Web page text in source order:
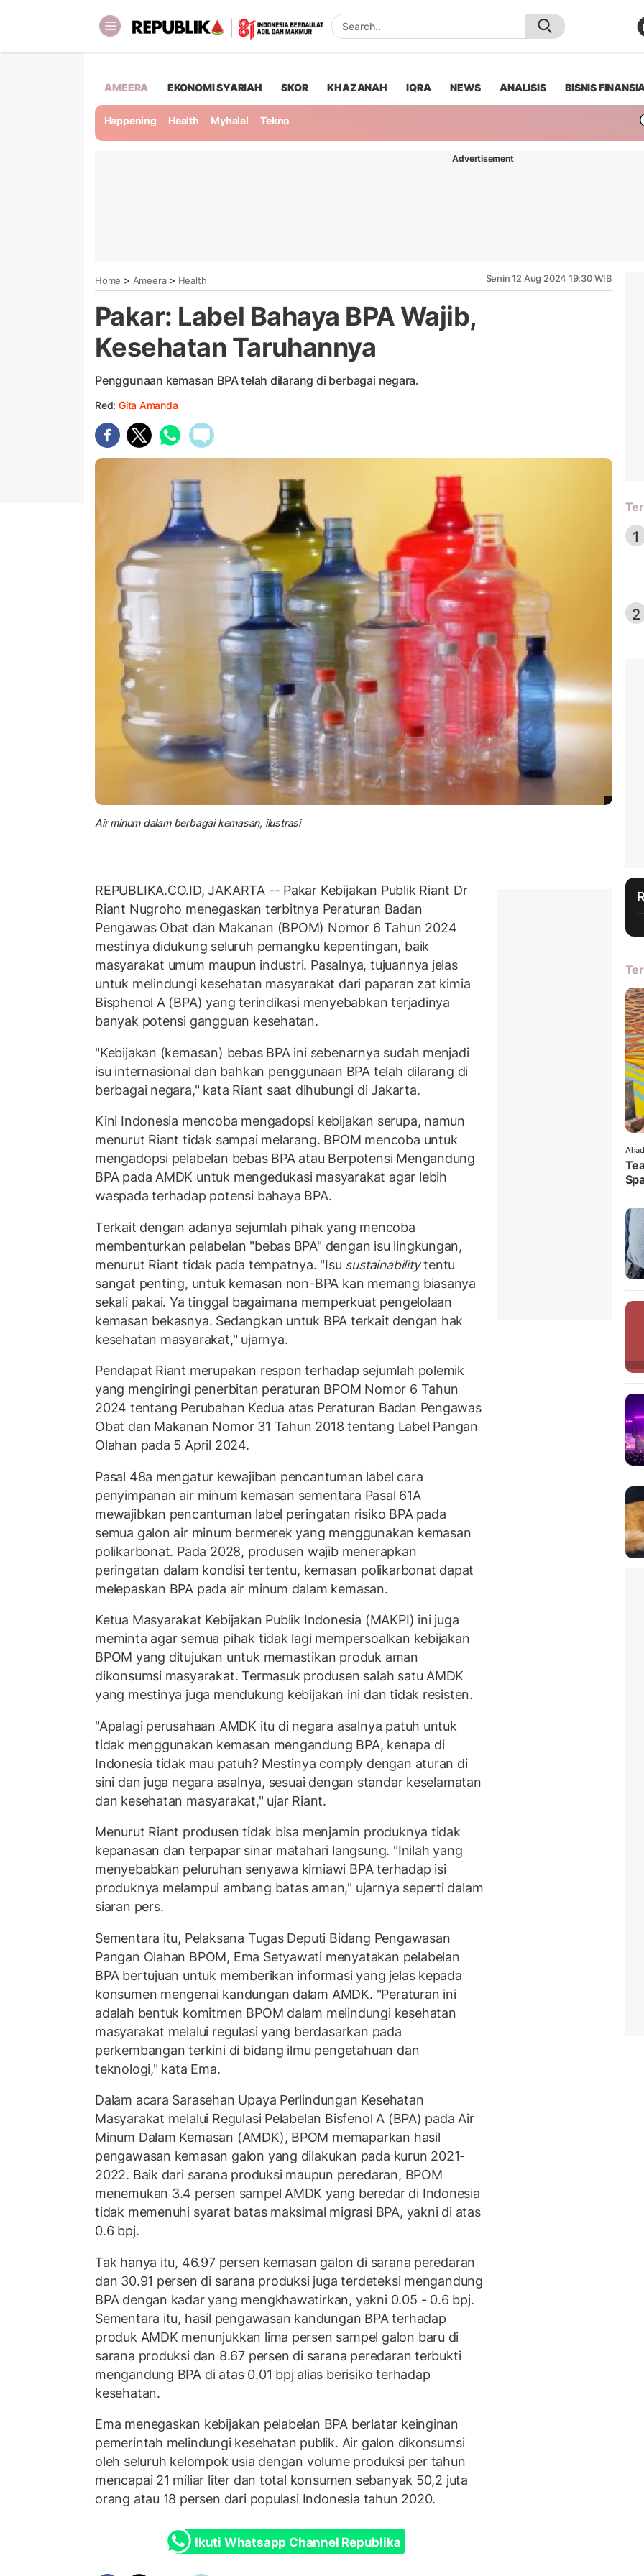
AMEERA EKONOMI SYARIAH SKOR KHAZANAH IQRA NEWS ANALISIS BISNIS
Happening Health Myhalal Tekno
Advertisement
Home > Ameera> Health Senin 12 Aug 2024 19:30 WIB
Pakar: Label Bahaya BPA Wajib,
Kesehatan Taruhannya
Penggunaan kemasan BPA telah dilarang di berbagai negara.
Red: Gita Amanda
Air minum dalam berbagai kemasan, ilustrasi
REPUBLIKA.CO.ID, JAKARTA -- Pakar Kebijakan Publik Riant Dr
Riant Nugroho menegaskan terbitnya Peraturan Badan
Pengawas Obat dan Makanan (BPOM) Nomor 6 Tahun 2024
mestinya didukung seluruh pemangku kepentingan, baik
masyarakat umum maupun industri. Pasalnya, tujuannya jelas
untuk melindungi kesehatan masyarakat dari paparan zat kimia
Bisphenol A (BPA) yang terindikasi menyebabkan terjadinya
banyak potensi gangguan kesehatan.
"Kebijakan (kemasan) bebas BPA ini sebenarnya sudah menjadi
isu internasional dan bahkan penggunaan BPA telah dilarang di
berbagai negara," kata Riant saat dihubungi di Jakarta.
Kini Indonesia mencoba mengadopsi kebijakan serupa, namun
menurut Riant tidak sampai melarang. BPOM mencoba untuk
mengadopsi pelabelan bebas BPA atau Berpotensi Mengandung
BPA pada AMDK untuk mengedukasi masyarakat agar lebih
waspada terhadap potensi bahaya BPA.
Terkait dengan adanya sejumlah pihak yang mencoba
membenturkan pelabelan "bebas BPA" dengan isu lingkungan,
menurut Riant tidak pada tempatnya. "Isu sustainabilitytentu
sangat penting, untuk kemasan non-BPA kan memang biasanya
sekali pakai. Ya tinggal bagaimana memperkuat pengelolaan
kemasan bekasnya. Sedangkan untuk BPA terkait dengan hak
kesehatan masyarakat," ujarnya.
Pendapat Riant merupakan respon terhadap sejumlah polemik
yang mengiringi penerbitan peraturan BPOM Nomor 6 Tahun
2024 tentang Perubahan Kedua atas Peraturan Badan Pengawas
Obat dan Makanan Nomor 31 Tahun 2018 tentang Label Pangan
Olahan pada 5 April 2024.
Pasal 48a mengatur kewajiban pencantuman label cara
penyimpanan air minum kemasan sementara Pasal 61A
mewajibkan pencantuman label peringatan risiko BPA pada
semua galon air minum bermerek yang menggunakan kemasan
polikarbonat. Pada 2028, produsen wajib menerapkan
peringatan dalam kondisi tertentu, kemasan polikarbonat dapat
melepaskan BPA pada air minum dalam kemasan.
Ketua Masyarakat Kebijakan Publik Indonesia (MAKPI) ini juga
meminta agar semua pihak tidak lagi mempersoalkan kebijakan
BPOM yang ditujukan untuk memastikan produk aman
dikonsumsi masyarakat. Termasuk produsen salah satu AMDK
yang mestinya juga mendukung kebijakan ini dan tidak resisten.
"Apalagi perusahaan AMDK itu di negara asalnya patuh untuk
tidak menggunakan kemasan mengandung BPA, kenapa di
Indonesia tidak mau patuh? Mestinya comply dengan aturan di
sini dan juga negara asalnya, sesuai dengan standar keselamatan
dan kesehatan masyarakat," ujar Riant.
Menurut Riant produsen tidak bisa menjamin produknya tidak
kepanasan dan terpapar sinar matahari langsung. "Inilah yang
menyebabkan peluruhan senyawa kimiawi BPA terhadap isi
produknya melampui ambang batas aman," ujarnya seperti dalam
siaran pers.
Sementara itu, Pelaksana Tugas Deputi Bidang Pengawasan
Pangan Olahan BPOM, Ema Setyawati menyatakan pelabelan
BPA bertujuan untuk memberikan informasi yang jelas kepada
konsumen mengenai kandungan dalam AMDK. "Peraturan ini
adalah bentuk komitmen BPOM dalam melindungi kesehatan
masyarakat melalui regulasi yang berdasarkan pada
perkembangan terkini di bidang ilmu pengetahuan dan
teknologi," kata Ema.
Dalam acara Sarasehan Upaya Perlindungan Kesehatan
Masyarakat melalui Regulasi Pelabelan Bisfenol A (BPA) pada Air
Minum Dalam Kemasan (AMDK), BPOM memaparkan hasil
pengawasan kemasan galon yang dilakukan pada kurun 2021-
2022. Baik dari sarana produksi maupun peredaran, BPOM
menemukan 3.4 persen sampel AMDK yang beredar di Indonesia
tidak memenuhi syarat batas maksimal migrasi BPA, yakni di atas
0.6 bpj.
Tak hanya itu, 46.97 persen kemasan galon di sarana peredaran
dan 30.91 persen di sarana produksi juga terdeteksi mengandung
BPA dengan kadar yang mengkhawatirkan, yakni 0.05 - 0.6 bpj.
Sementara itu, hasil pengawasan kandungan BPA terhadap
produk AMDK menunjukkan lima persen sampel galon baru di
sarana produksi dan 8.67 persen di sarana peredaran terbukti
mengandung BPA di atas 0.01 bpj alias berisiko terhadap
kesehatan.
Ema menegaskan kebijakan pelabelan BPA berlatar keinginan
pemerintah melindungi kesehatan publik. Air galon dikonsumsi
oleh seluruh kelompok usia dengan volume produksi per tahun
mencapai 21 miliar liter dan total konsumen sebanyak 50,2 juta
orang atau 18 persen dari populasi Indonesia tahun 2020.
Ikuti Whatsapp Channel Republika
1
2